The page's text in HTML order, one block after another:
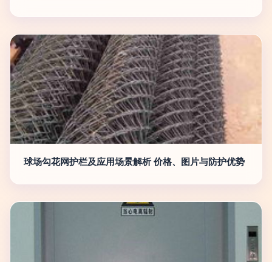
球场勾花网护栏及应用场景解析 价格、图片与防护优势